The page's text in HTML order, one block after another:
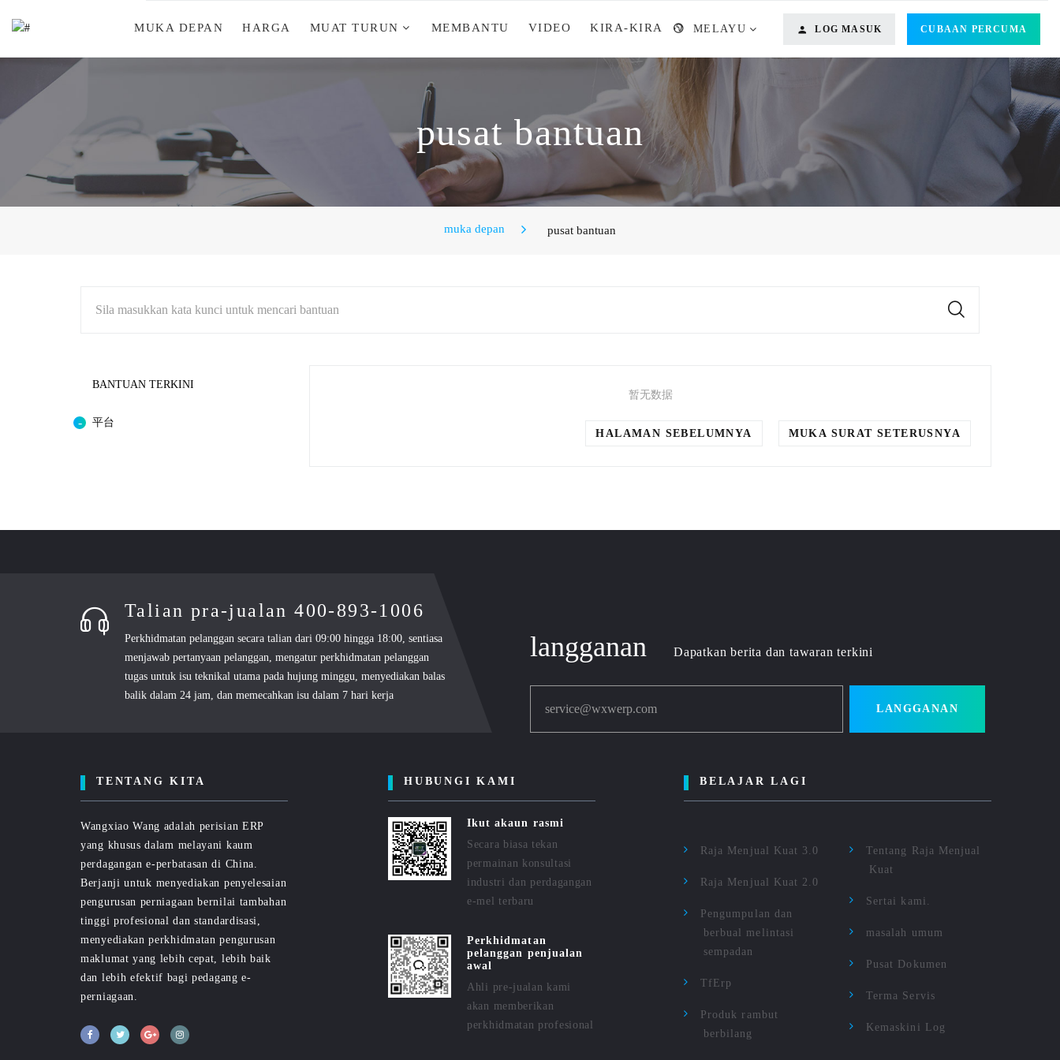
MELAYU LOG MASUK CUBAAN PERCUMA
MUKA DEPAN HARGA MUAT TURUN MEMBANTU VIDEO KIRA-KIRA
pusat bantuan
muka depan pusat bantuan
Sila masukkan kata kunci untuk mencari bantuan
BANTUAN TERKINI
平台
暂无数据
HALAMAN SEBELUMNYA MUKA SURAT SETERUSNYA
Talian pra-jualan 400-893-1006
Perkhidmatan pelanggan secara talian dari 09:00 hingga 18:00, sentiasa
menjawab pertanyaan pelanggan, mengatur perkhidmatan pelanggan
tugas untuk isu teknikal utama pada hujung minggu, menyediakan balas
balik dalam 24 jam, dan memecahkan isu dalam 7 hari kerja
langganan Dapatkan berita dan tawaran terkini
service@wxwerp.com LANGGANAN
TENTANG KITA
Wangxiao Wang adalah perisian ERP
yang khusus dalam melayani kaum
perdagangan e-perbatasan di China.
Berjanji untuk menyediakan penyelesaian
pengurusan perniagaan bernilai tambahan
tinggi profesional dan standardisasi,
menyediakan perkhidmatan pengurusan
maklumat yang lebih cepat, lebih baik
dan lebih efektif bagi pedagang e-
perniagaan.
HUBUNGI KAMI
Ikut akaun rasmi
Secara biasa tekan
permainan konsultasi
industri dan perdagangan
e-mel terbaru
Perkhidmatan
pelanggan penjualan
awal
Ahli pre-jualan kami
akan memberikan
perkhidmatan profesional
BELAJAR LAGI
Raja Menjual Kuat 3.0
Raja Menjual Kuat 2.0
Pengumpulan dan
berbual melintasi
sempadan
TfErp
Produk rambut
berbilang
Tentang Raja Menjual
Kuat
Sertai kami.
masalah umum
Pusat Dokumen
Terma Servis
Kemaskini Log